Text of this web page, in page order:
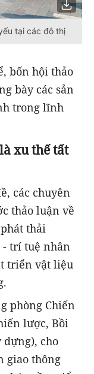
tại các đô thị
bốn hội thảo
bày các sản
trong lĩnh
xu thế tất
các chuyên
thảo luận về
thải
- trí tuệ nhân
triển vật liệu
phòng Chiến
lược, Bồi
dựng), cho
giao thông